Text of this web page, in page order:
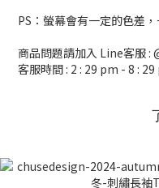
PS：螢幕會有一定的色差
商品問題請加入 Line客服 :
客服時間 : 2 : 29 pm - 8 :